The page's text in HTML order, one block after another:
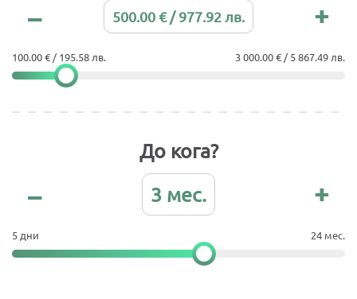
500.00 € / 977.92 лв.
100.00 € / 195.58 лв. 3 000.00 € / 5 867.49 лв.
До кога?
3 мес.
5 дни 24 мес.